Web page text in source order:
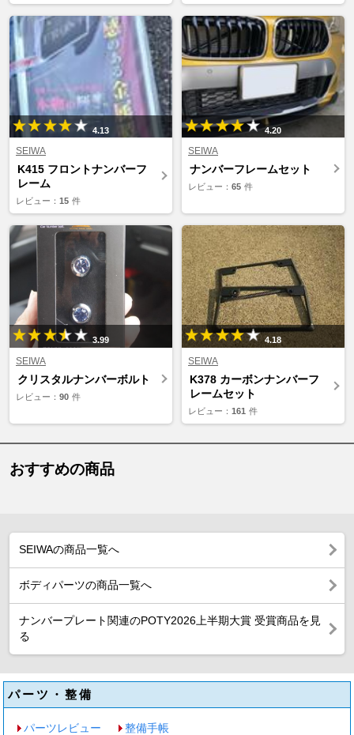
4.13
SEIWA
K415 フロントナンバーフ
レーム
レビュー： 15 件
4.20
SEIWA
ナンバーフレームセット
レビュー： 65 件
3.99
SEIWA
クリスタルナンバーボルト
レビュー： 90 件
4.18
SEIWA
K378 カーボンナンバーフ
レームセット
レビュー： 161 件
おすすめの商品
SEIWAの商品一覧へ
ボディパーツの商品一覧へ
ナンバープレート関連のPOTY2026上半期大賞 受賞商品を見
る
パーツ・整備
パーツレビュー 整備手帳